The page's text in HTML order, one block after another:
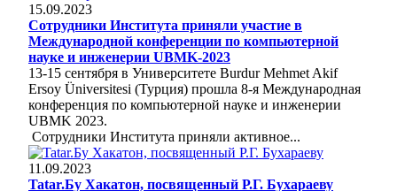
15.09.2023
Сотрудники Института приняли участие в
Международной конференции по компьютерной
науке и инженерии UBMK-2023
13-15 сентября в Университете Burdur Mehmet Akif
Ersoy Üniversitesi (Турция) прошла 8-я Международная
конференция по компьютерной науке и инженерии
UBMK 2023.
Сотрудники Института приняли активное...
11.09.2023
Tatar.Бу Хакатон, посвященный Р.Г. Бухараеву